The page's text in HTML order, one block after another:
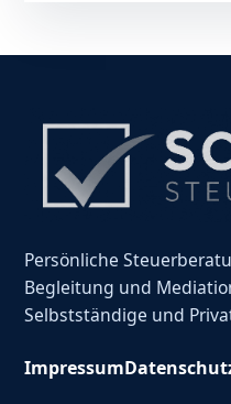
Persönliche
Begleitung und
Selbstständige und
Impressum